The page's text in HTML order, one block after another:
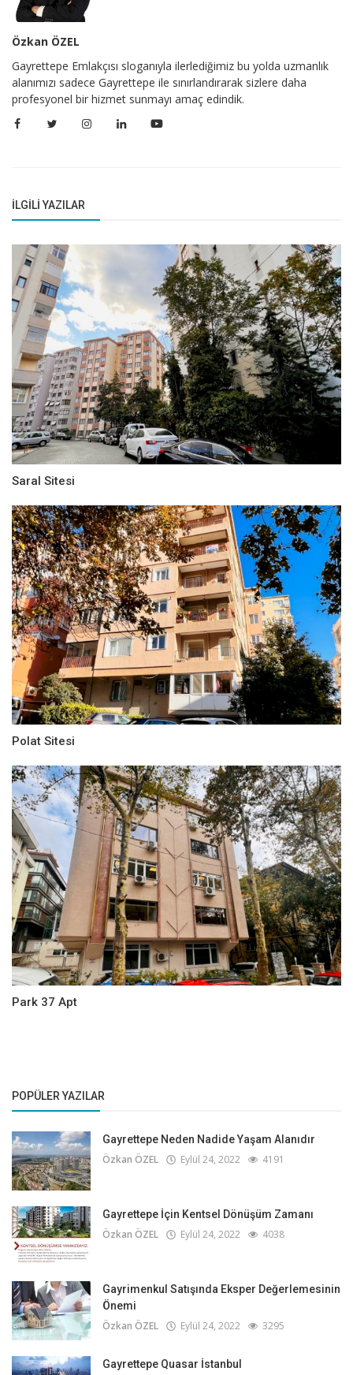
Özkan ÖZEL
Gayrettepe Emlakçısı sloganıyla ilerlediğimiz bu yolda uzmanlık
alanımızı sadece Gayrettepe ile sınırlandırarak sizlere daha
profesyonel bir hizmet sunmayı amaç edindik.
İLGILI YAZILAR
Saral Sitesi
Polat Sitesi
Park 37 Apt
POPÜLER YAZILAR
Gayrettepe Neden Nadide Yaşam Alanıdır
Özkan ÖZEL Eylül 24, 2022 4191
Gayrettepe İçin Kentsel Dönüşüm Zamanı
Özkan ÖZEL Eylül 24, 2022 4038
Gayrimenkul Satışında Eksper Değerlemesinin
Önemi
Özkan ÖZEL Eylül 24, 2022 3295
Gayrettepe Quasar İstanbul